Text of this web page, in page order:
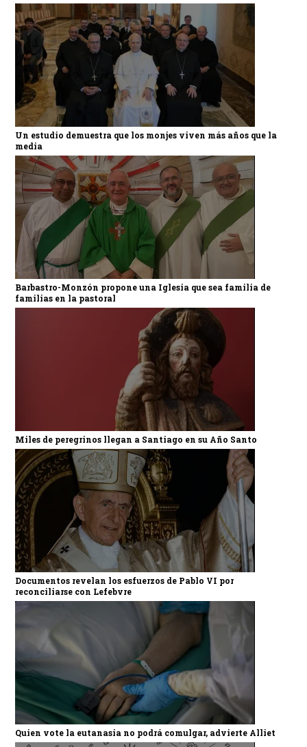
Un estudio demuestra que los monjes viven más años que la
media
Barbastro-Monzón propone una Iglesia que sea familia de
familias en la pastoral
Miles de peregrinos llegan a Santiago en su Año Santo
Documentos revelan los esfuerzos de Pablo VI por
reconciliarse con Lefebvre
Quien vote la eutanasia no podrá comulgar, advierte Alliet